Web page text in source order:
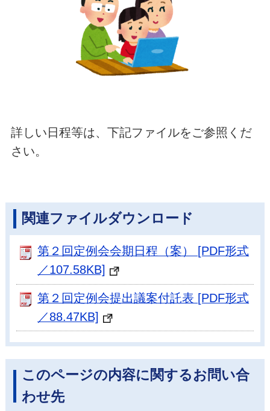
詳しい日程等は、下記ファイルをご参照くだ
さい。
関連ファイルダウンロード
第２回定例会会期日程（案） [PDF形式
／107.58KB]
第２回定例会提出議案付託表 [PDF形式
／88.47KB]
このページの内容に関するお問い合
わせ先